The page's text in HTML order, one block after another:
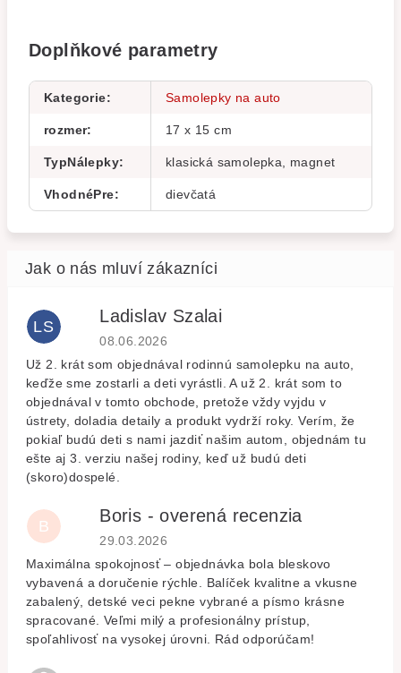
Doplňkové parametry
Kategorie: Samolepky na auto
rozmer: 17 x 15 cm
TypNálepky: klasická samolepka, magnet
VhodnéPre: dievčatá
LS
Ladislav Szalai
Hodnocení obchodu je 5 z 5 hvězdiček.
08.06.2026
Už 2. krát som objednával rodinnú samolepku na auto,
keďže sme zostarli a deti vyrástli. A už 2. krát som to
objednával v tomto obchode, pretože vždy vyjdu v
ústrety, doladia detaily a produkt vydrží roky. Verím, že
pokiaľ budú deti s nami jazdiť našim autom, objednám tu
ešte aj 3. verziu našej rodiny, keď už budú deti
(skoro)dospelé.
B
Boris - overená recenzia
Hodnocení obchodu je 5 z 5 hvězdiček.
29.03.2026
Maximálna spokojnosť – objednávka bola bleskovo
vybavená a doručenie rýchle. Balíček kvalitne a vkusne
zabalený, detské veci pekne vybrané a písmo krásne
spracované. Veľmi milý a profesionálny prístup,
spoľahlivosť na vysokej úrovni. Rád odporúčam!